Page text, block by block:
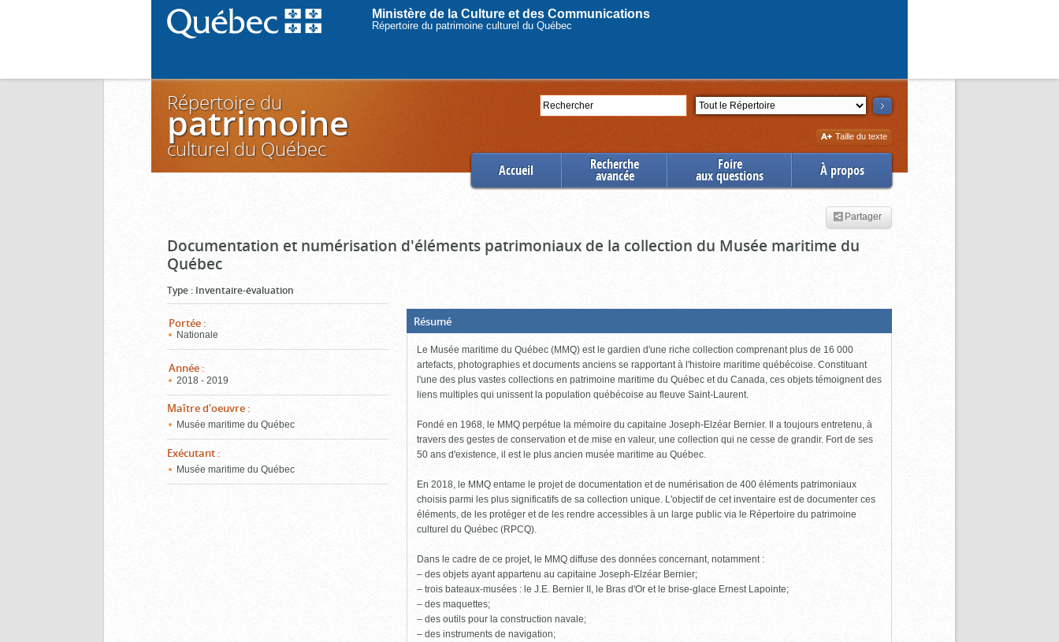
Ministère de la Culture et des Communications
Répertoire du patrimoine culturel du Québec
Rechercher Section
Augmenter
la
Taille du texte
Répertoire du
patrimoine
culturel du Québec
Accueil Recherche
avancée
Foire
aux questions À propos
Partager
Documentation et numérisation d'éléments patrimoniaux de la collection du Musée maritime du
Québec
Type : Inventaire-évaluation
Portée :
Nationale
Année :
2018 - 2019
Maître d'oeuvre :
Musée maritime du Québec
Exécutant :
Musée maritime du Québec
Résumé(Boite
ouverte,
cliquer
pour
fermer)
Le Musée maritime du Québec (MMQ) est le gardien d'une riche collection comprenant plus de 16 000
artefacts, photographies et documents anciens se rapportant à l'histoire maritime québécoise. Constituant
l'une des plus vastes collections en patrimoine maritime du Québec et du Canada, ces objets témoignent des
liens multiples qui unissent la population québécoise au fleuve Saint-Laurent.
Fondé en 1968, le MMQ perpétue la mémoire du capitaine Joseph-Elzéar Bernier. Il a toujours entretenu, à
travers des gestes de conservation et de mise en valeur, une collection qui ne cesse de grandir. Fort de ses
50 ans d'existence, il est le plus ancien musée maritime au Québec.
En 2018, le MMQ entame le projet de documentation et de numérisation de 400 éléments patrimoniaux
choisis parmi les plus significatifs de sa collection unique. L'objectif de cet inventaire est de documenter ces
éléments, de les protéger et de les rendre accessibles à un large public via le Répertoire du patrimoine
culturel du Québec (RPCQ).
Dans le cadre de ce projet, le MMQ diffuse des données concernant, notamment :
– des objets ayant appartenu au capitaine Joseph-Elzéar Bernier;
– trois bateaux-musées : le J.E. Bernier II, le Bras d'Or et le brise-glace Ernest Lapointe;
– des maquettes;
– des outils pour la construction navale;
– des instruments de navigation;